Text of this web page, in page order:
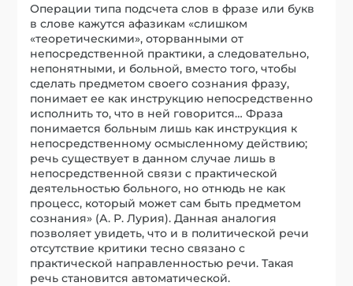
Операции типа подсчета слов в фразе или букв
в слове кажутся афазикам «слишком
«теоретическими», оторванными от
непосредственной практики, а следовательно,
непонятными, и больной, вместо того, чтобы
сделать предметом своего сознания фразу,
понимает ее как инструкцию непосредственно
исполнить то, что в ней говорится… Фраза
понимается больным лишь как инструкция к
непосредственному осмысленному действию;
речь существует в данном случае лишь в
непосредственной связи с практической
деятельностью больного, но отнюдь не как
процесс, который может сам быть предметом
сознания» (А. Р. Лурия). Данная аналогия
позволяет увидеть, что и в политической речи
отсутствие критики тесно связано с
практической направленностью речи. Такая
речь становится автоматической.